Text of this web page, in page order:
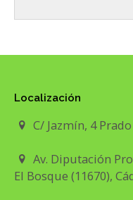
Localización
C/ Jazmín, 4
Av. Diputación
El Bosque (11670),